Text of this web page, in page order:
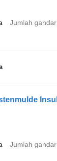
Jumlah gandar
Jumlah gandar